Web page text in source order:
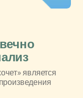
является